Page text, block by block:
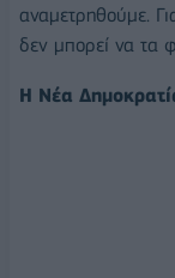
αναμετρηθούμε.
δεν μπορεί να τα
Η Νέα